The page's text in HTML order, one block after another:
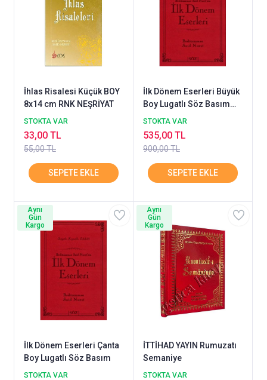
İhlas Risalesi Küçük BOY
8x14 cm RNK NEŞRİYAT
STOKTA VAR
55,00 TL
33,00 TL
İlk Dönem Eserleri Büyük
Boy Lugatlı Söz Basım
Yayın
STOKTA VAR
900,00 TL
535,00 TL
İlk Dönem Eserleri Çanta
Boy Lugatlı Söz Basım
STOKTA VAR
Aynı
Gün
Kargo
İTTİHAD YAYIN Rumuzatı
Semaniye
STOKTA VAR
Aynı
Gün
Kargo